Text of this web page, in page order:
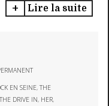
Lire la suite
EN SEINE,THE
DRIVE IN, HER,